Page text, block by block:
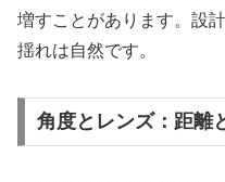
増すことがあります。設
揺れは自然です。
角度とレンズ：距離